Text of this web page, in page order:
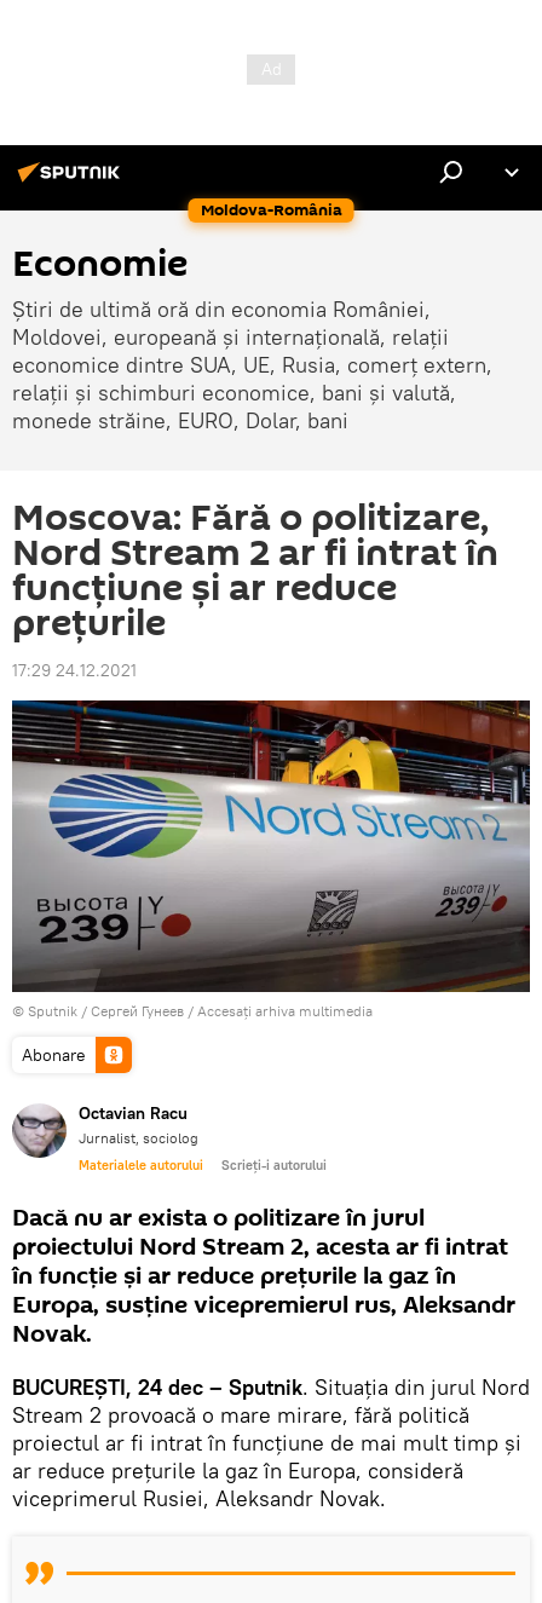
Moldova-România
Economie
Știri de ultimă oră din economia României,
Moldovei, europeană și internațională, relații
economice dintre SUA, UE, Rusia, comerț extern,
relații și schimburi economice, bani și valută,
monede străine, EURO, Dolar, bani
Moscova: Fără o politizare,
Nord Stream 2 ar fi intrat în
funcțiune și ar reduce
prețurile
17:29 24.12.2021
© Sputnik / Сергей Гунеев / Accesați arhiva multimedia
Abonare
Octavian Racu
Jurnalist, sociolog
Materialele autorului Scrieți-i autorului
Dacă nu ar exista o politizare în jurul
proiectului Nord Stream 2, acesta ar fi intrat
în funcție și ar reduce prețurile la gaz în
Europa, susține vicepremierul rus, Aleksandr
Novak.
BUCUREȘTI, 24 dec – Sputnik. Situația din jurul Nord
Stream 2 provoacă o mare mirare, fără politică
proiectul ar fi intrat în funcțiune de mai mult timp și
ar reduce prețurile la gaz în Europa, consideră
viceprimerul Rusiei, Aleksandr Novak.